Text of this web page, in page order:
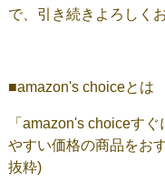
で、引き続きよろしく
■amazon's choiceとは
「amazon's choiceす
やすい価格の商品をお
抜粋)